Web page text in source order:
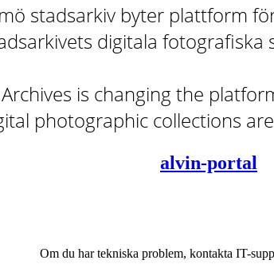
stadsarkiv byter plattform
digitala
is changing the
photographic collections
alvin-portal
Om du har tekniska problem, kontakta IT-